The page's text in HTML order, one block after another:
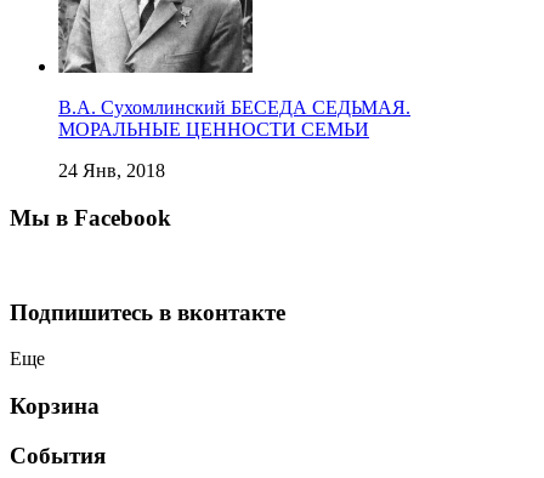
В.А. Сухомлинский БЕСЕДА СЕДЬМАЯ.
МОРАЛЬНЫЕ ЦЕННОСТИ СЕМЬИ
24 Янв, 2018
Мы в Facebook
Подпишитесь в вконтакте
Еще
Корзина
События